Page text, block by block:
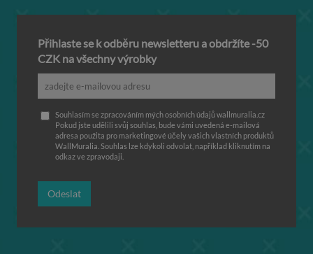
Přihlaste se k odběru newsletteru a obdržíte -50
CZK na všechny výrobky
Souhlasím se zpracováním mých osobních údajů wallmuralia.cz
Pokud jste udělili svůj souhlas, bude vámi uvedená e-mailová
adresa použita pro marketingové účely vašich vlastních produktů
WallMuralia. Souhlas lze kdykoli odvolat, například kliknutím na
odkaz ve zpravodaji.
Odeslat